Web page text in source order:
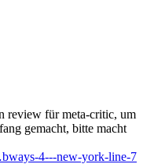
review für meta-critic, um
gemacht, bitte macht
4---new-york-line-7